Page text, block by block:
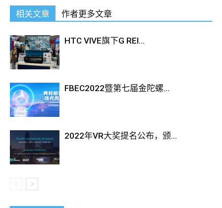
相关文章 作者更多文章
HTC VIVE旗下G REI...
FBEC2022暨第七届金陀螺...
2022年VR大奖提名公布，颁...